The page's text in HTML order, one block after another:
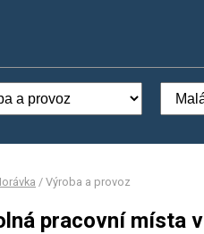
/ Výroba a provoz
pracovní místa